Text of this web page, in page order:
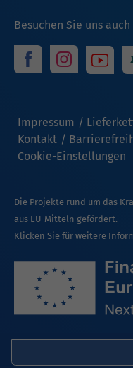
Besuchen Sie uns auch
Impressum
Kontakt
Cookie-Einstellungen
Die Projekte rund um das
aus EU-Mitteln gefördert.
Klicken Sie für weitere